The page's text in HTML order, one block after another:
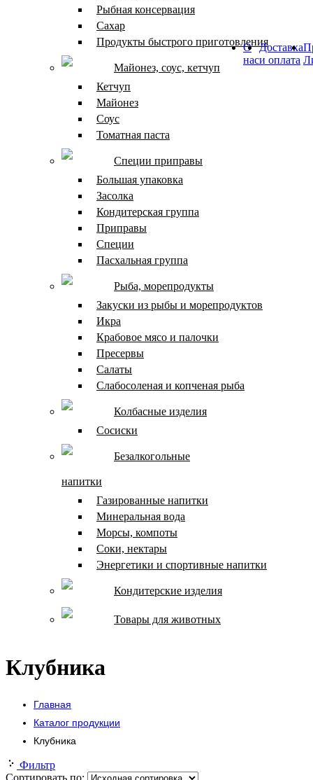
Рыбная консервация
Сахар
Продукты быстрого приготовления
Майонез, соус, кетчуп
Кетчуп
Майонез
Соус
Томатная паста
Специи приправы
Большая упаковка
Засолка
Кондитерская группа
Приправы
Специи
Пасхальная группа
Рыба, морепродукты
Закуски из рыбы и морепродуктов
Икра
Крабовое мясо и палочки
Пресервы
Салаты
Слабосоленая и копченая рыба
Колбасные изделия
Сосиски
Безалкогольные
напитки
Газированные напитки
Минеральная вода
Морсы, компоты
Соки, нектары
Энергетики и спортивные напитки
Кондитерские изделия
Товары для животных
О
нас
Доставка
и оплата
Клубника
Главная
Каталог продукции
Клубника
Фильтр
Сортировать по: